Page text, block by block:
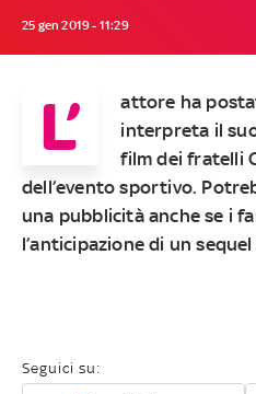
25 gen 2019 - 11:29
L’
attore ha
interpreta il
film dei fratelli
dell’evento sportivo.
una pubblicità anche se i
l’anticipazione di un
Seguici su: